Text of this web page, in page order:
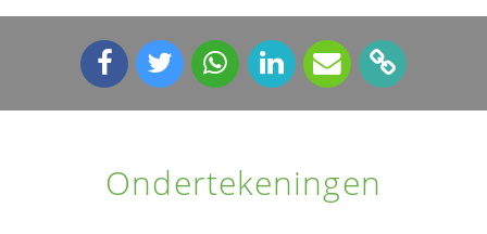
Ondertekeningen